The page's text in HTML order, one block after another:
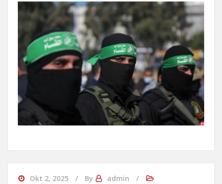
Okt 2, 2025 By
admin